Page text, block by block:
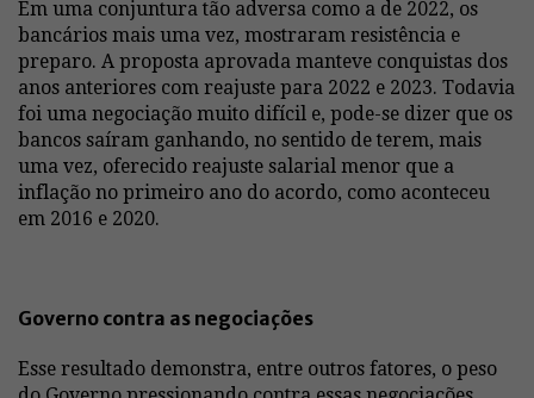
Em uma conjuntura tão adversa como a de 2022, os
bancários mais uma vez, mostraram resistência e
preparo. A proposta aprovada manteve conquistas dos
anos anteriores com reajuste para 2022 e 2023. Todavia
foi uma negociação muito difícil e, pode-se dizer que os
bancos saíram ganhando, no sentido de terem, mais
uma vez, oferecido reajuste salarial menor que a
inflação no primeiro ano do acordo, como aconteceu
em 2016 e 2020.
Governo contra as negociações
Esse resultado demonstra, entre outros fatores, o peso